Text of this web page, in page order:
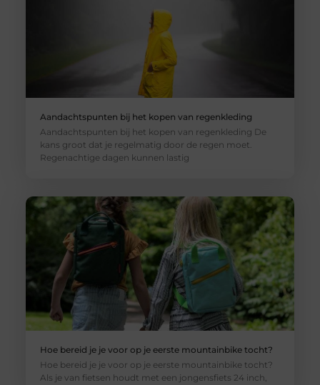
Aandachtspunten bij het kopen van regenkleding
Aandachtspunten bij het kopen van regenkleding De
kans groot dat je regelmatig door de regen moet.
Regenachtige dagen kunnen lastig
Hoe bereid je je voor op je eerste mountainbike tocht?
Hoe bereid je je voor op je eerste mountainbike tocht?
Als je van fietsen houdt met een jongensfiets 24 inch,